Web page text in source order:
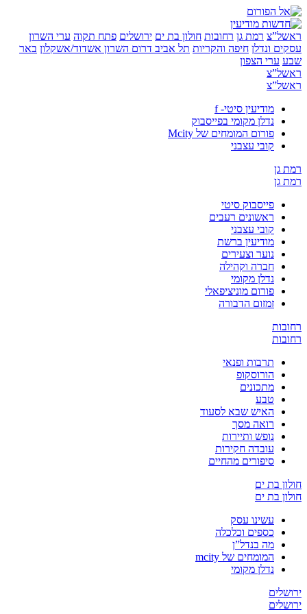
רמת גן רחובות חולון בת ים ירושלים פתח תקוה ערי השרון
ונדלן חיפה והקריות תל אביבדרום השרון אשדוד/אשקלון באר
ערי הצפון
מודיעין סיטי- f
נדלן מקומי בפייסבוק
פורום המומחים של Mcity
קובי עצבני
פייסבוק סיטי
ראשונים רעבים
קובי עצבני
מודיעין ברשת
נוער וצעירים
חברה וקהילה
נדלן מקומי
פורום מוניציפאלי
זמזום הדבורה
תרבות ופנאי
הורוסקופ
מתכונים
טבע
האיש שבא לסעוד
רואה מסך
נופש ותיירות
עובדה חקירות
סיפורים מהחיים
בת ים
בת ים
עשינו עסק
כספים וכלכלה
מה בנדל”ן
המומחים של mcity
נדלן מקומי